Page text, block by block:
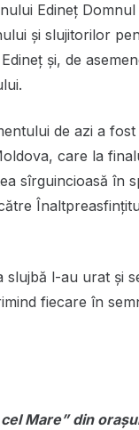
Edineț
și slujitorilor
și, de
de azi a
care la
sîrguincioasă în
l-au urat și
fiecare în
Mare” din